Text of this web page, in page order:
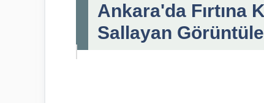
Ankara'da Fırtına
Sallayan